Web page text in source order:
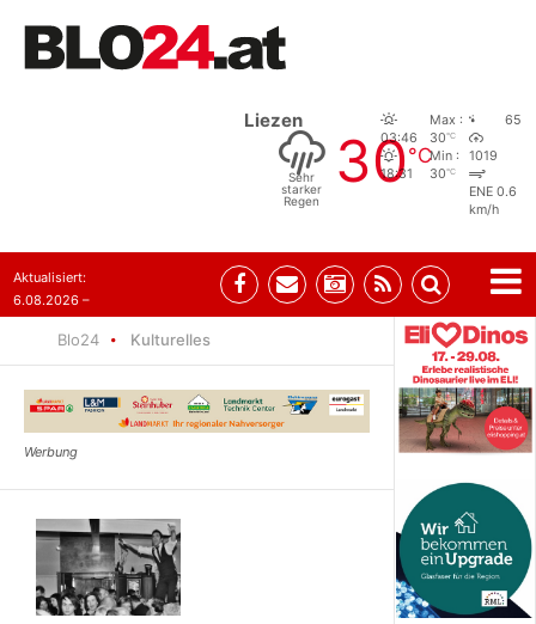
Liezen
Sehr
starker
Regen
30°C
03:46
18:31
Max :
30°C
Min :
30°C
65
1019
ENE 0.6
km/h
Aktualisiert:
6.08.2026 –
Blo24 Kulturelles